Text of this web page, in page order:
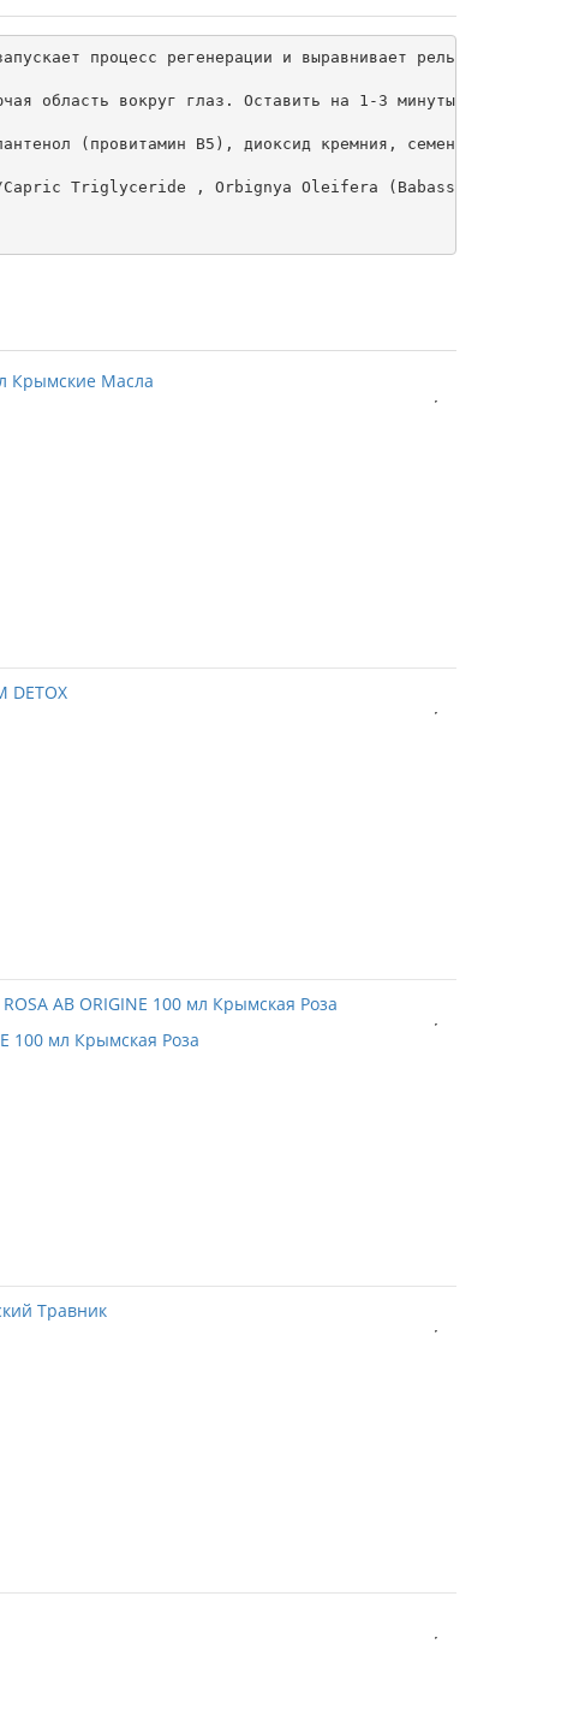
процесс регенерации и выравнивает рельеф
область вокруг глаз. Оставить на 1-3 минуты. Смыть
(провитамин В5), диоксид кремния, семена клубники,
Triglyceride , Orbignya Oleifera (Babassu) Oil ,
100 мл Крымская Роза